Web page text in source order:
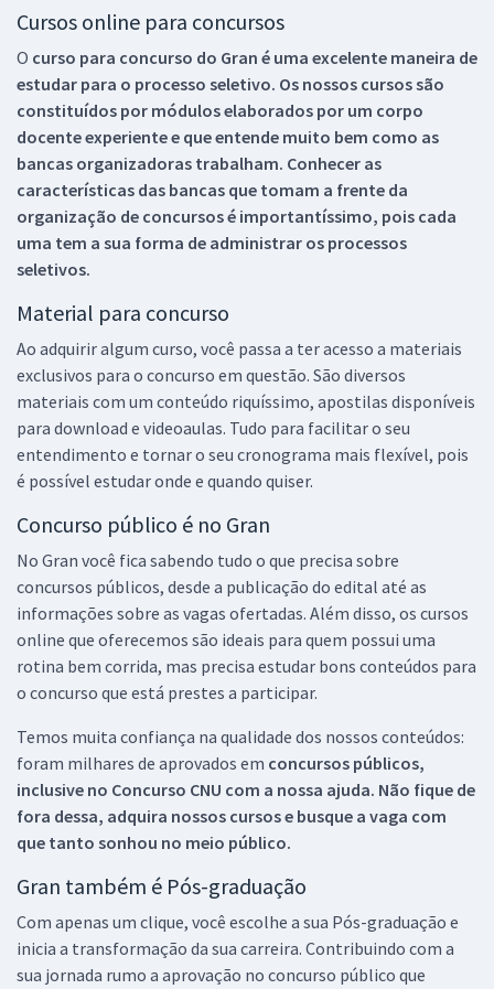
Cursos online para concursos
O curso para concurso do Gran é uma excelente maneira de
estudar para o processo seletivo. Os nossos cursos são
constituídos por módulos elaborados por um corpo
docente experiente e que entende muito bem como as
bancas organizadoras trabalham. Conhecer as
características das bancas que tomam a frente da
organização de concursos é importantíssimo, pois cada
uma tem a sua forma de administrar os processos
seletivos.
Material para concurso
Ao adquirir algum curso, você passa a ter acesso a materiais
exclusivos para o concurso em questão. São diversos
materiais com um conteúdo riquíssimo, apostilas disponíveis
para download e videoaulas. Tudo para facilitar o seu
entendimento e tornar o seu cronograma mais flexível, pois
é possível estudar onde e quando quiser.
Concurso público é no Gran
No Gran você fica sabendo tudo o que precisa sobre
concursos públicos, desde a publicação do edital até as
informações sobre as vagas ofertadas. Além disso, os cursos
online que oferecemos são ideais para quem possui uma
rotina bem corrida, mas precisa estudar bons conteúdos para
o concurso que está prestes a participar.
Temos muita confiança na qualidade dos nossos conteúdos:
foram milhares de aprovados em concursos públicos,
inclusive no Concurso CNU com a nossa ajuda. Não fique de
fora dessa, adquira nossos cursos e busque a vaga com
que tanto sonhou no meio público.
Gran também é Pós-graduação
Com apenas um clique, você escolhe a sua Pós-graduação e
inicia a transformação da sua carreira. Contribuindo com a
sua jornada rumo a aprovação no concurso público que